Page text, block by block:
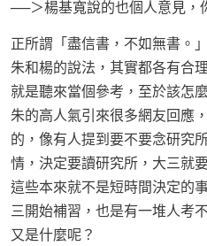
──＞楊基寬說的也個人意見，
正所謂「盡信書，不如無書。」
朱和楊的說法，其實都各有合
就是聽來當個參考，至於該怎
朱的高人氣引來很多網友回應
的，像有人提到要不要念研究
情，決定要讀研究所，大三就
這些本來就不是短時間決定的
三開始補習，也是有一堆人考
又是什麼呢？